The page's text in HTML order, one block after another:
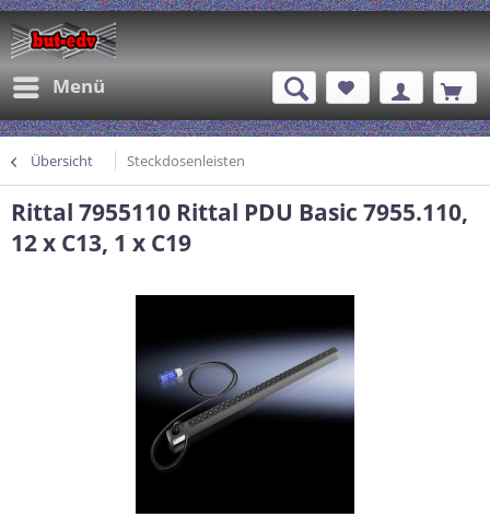
Menü
Übersicht Steckdosenleisten
Rittal 7955110 Rittal PDU Basic 7955.110,
12 x C13, 1 x C19